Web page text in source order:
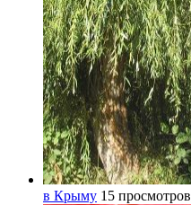
в Крыму 15 просмотров